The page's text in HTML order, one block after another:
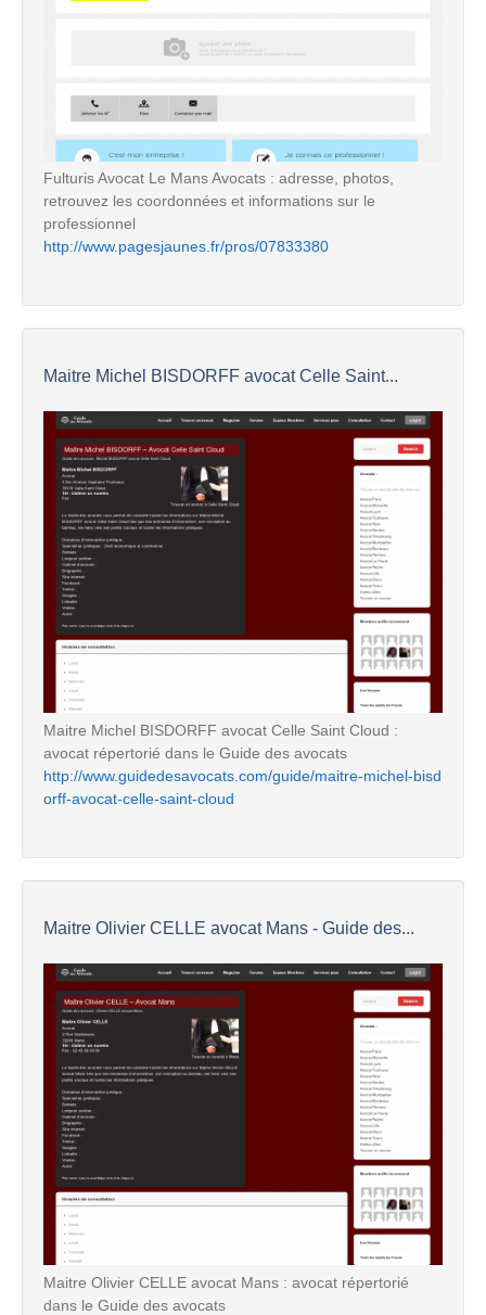
Fulturis Avocat Le Mans Avocats : adresse, photos,
retrouvez les coordonnées et informations sur le
professionnel
http://www.pagesjaunes.fr/pros/07833380
Maitre Michel BISDORFF avocat Celle Saint...
Maitre Michel BISDORFF avocat Celle Saint Cloud :
avocat répertorié dans le Guide des avocats
http://www.guidedesavocats.com/guide/maitre-michel-bisd
orff-avocat-celle-saint-cloud
Maitre Olivier CELLE avocat Mans - Guide des...
Maitre Olivier CELLE avocat Mans : avocat répertorié
dans le Guide des avocats